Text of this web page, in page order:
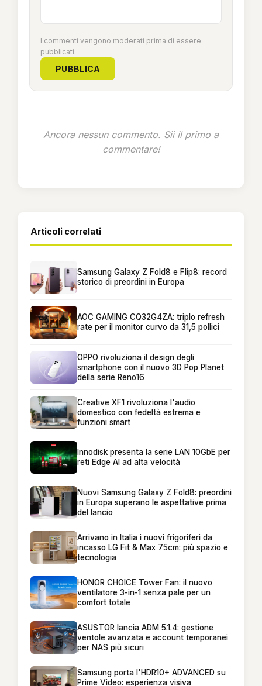
I commenti vengono moderati prima di essere
pubblicati.
PUBBLICA
Ancora nessun commento. Sii il primo a
commentare!
Articoli correlati
Samsung Galaxy Z Fold8 e Flip8: record
storico di preordini in Europa
AOC GAMING CQ32G4ZA: triplo refresh
rate per il monitor curvo da 31,5 pollici
OPPO rivoluziona il design degli
smartphone con il nuovo 3D Pop Planet
della serie Reno16
Creative XF1 rivoluziona l'audio
domestico con fedeltà estrema e
funzioni smart
Innodisk presenta la serie LAN 10GbE per
reti Edge AI ad alta velocità
Nuovi Samsung Galaxy Z Fold8: preordini
in Europa superano le aspettative prima
del lancio
Arrivano in Italia i nuovi frigoriferi da
incasso LG Fit & Max 75cm: più spazio e
tecnologia
HONOR CHOICE Tower Fan: il nuovo
ventilatore 3-in-1 senza pale per un
comfort totale
ASUSTOR lancia ADM 5.1.4: gestione
ventole avanzata e account temporanei
per NAS più sicuri
Samsung porta l'HDR10+ ADVANCED su
Prime Video: esperienza visiva